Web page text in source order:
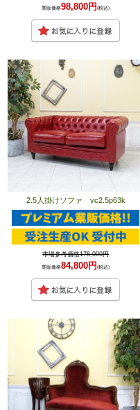
業販価格98,800円(税込)
2.5人掛けソファ vc2.5p63k
市場参考価格178,000円
業販価格84,800円(税込)